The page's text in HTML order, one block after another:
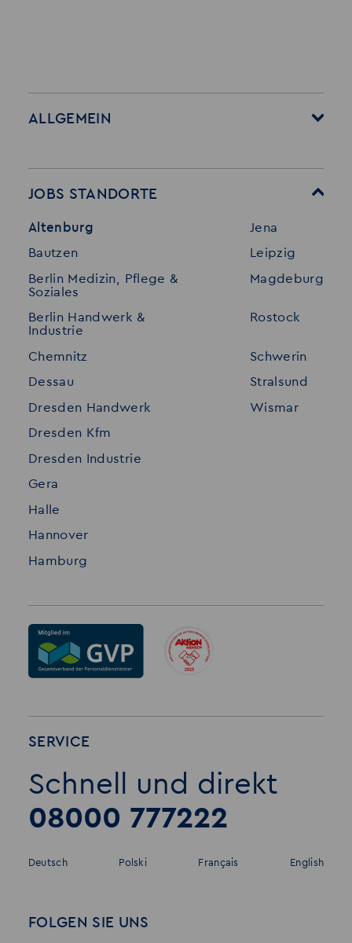
ALLGEMEIN
Für Bewerber
Stellenangebote
Initiativ bewerben
Merkzettel
Standorte
Referenzen
Interne Jobs
Datenschutz
Impressum
JOBS STANDORTE
Altenburg
Bautzen
Berlin Medizin, Pflege &
Soziales
Berlin Handwerk &
Industrie
Chemnitz
Dessau
Dresden Handwerk
Dresden Kfm
Dresden Industrie
Gera
Halle
Hannover
Hamburg
Jena
Leipzig
Magdeburg
Rostock
Schwerin
Stralsund
Wismar
SERVICE
Schnell und direkt
08000 777222
Deutsch Polski Français English
FOLGEN SIE UNS